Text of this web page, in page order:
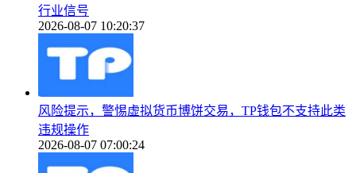
行业信号
2026-08-07 10:20:37
风险提示，警惕虚拟货币博饼交易，TP钱包不支持此类
违规操作
2026-08-07 07:00:24